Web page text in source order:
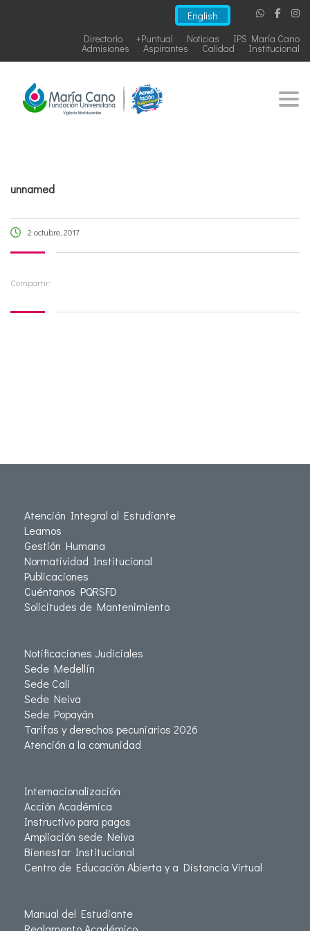
English
IPS María Cano
Noticias
+Puntual
Directorio
Institucional
Calidad
Aspirantes
Admisiones
unnamed
2 octubre, 2017
Compartir:
Atención Integral al Estudiante
Leamos
Gestión Humana
Normatividad Institucional
Publicaciones
Cuéntanos PQRSFD
Solicitudes de Mantenimiento
Notificaciones Judiciales
Sede Medellín
Sede Cali
Sede Neiva
Sede Popayán
Tarifas y derechos pecuniarios 2026
Atención a la comunidad
Internacionalización
Acción Académica
Instructivo para pagos
Ampliación sede Neiva
Bienestar Institucional
Centro de Educación Abierta y a Distancia Virtual
Manual del Estudiante